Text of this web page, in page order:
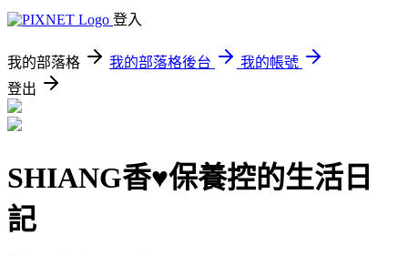
登入
我的部落格 我的部落格後台
我的帳號
登出
SHIANG香♥保養控的生活日
記